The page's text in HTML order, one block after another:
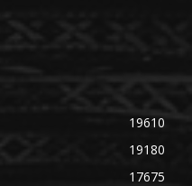
19610
19180
17675